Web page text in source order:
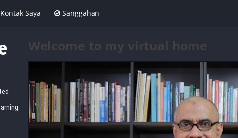
Kontak Saya Sanggahan
Welcome to my virtual home